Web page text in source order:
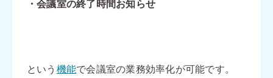
・会議室の終了時間お知らせ
という 機能で会議室の業務効率化が可能です。